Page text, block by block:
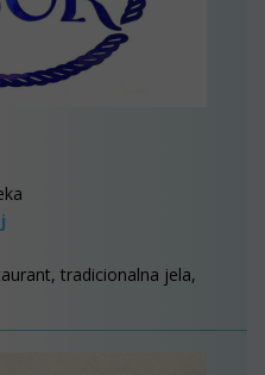
tradicionalna jela,